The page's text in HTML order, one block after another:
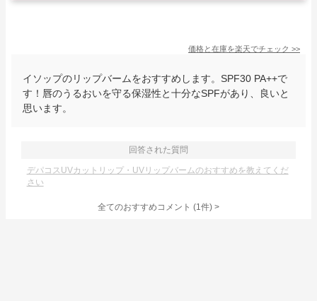
価格と在庫を楽天でチェック >>
イソップのリップバームをおすすめします。SPF30 PA++で
す！唇のうるおいを守る保湿性と十分なSPFがあり、良いと
思います。
回答された質問
デパコスUVカットリップ・UVリップバームのおすすめを教えてくだ
さい
全てのおすすめコメント (1件) >